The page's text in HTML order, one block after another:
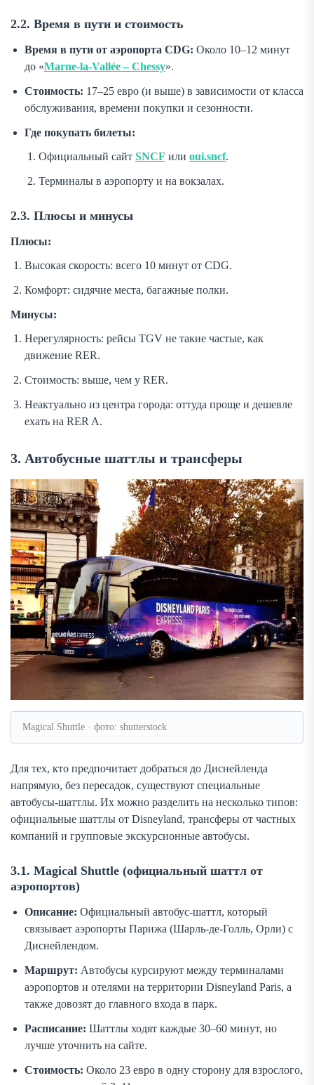
2.2. Время в пути и стоимость
Время в пути от аэропорта CDG: Около 10–12 минут
до «Marne-la-Vallée – Chessy».
Стоимость: 17–25 евро (и выше) в зависимости от класса
обслуживания, времени покупки и сезонности.
Где покупать билеты:
Официальный сайт SNCF или oui.sncf.
Терминалы в аэропорту и на вокзалах.
2.3. Плюсы и минусы
Плюсы:
Высокая скорость: всего 10 минут от CDG.
Комфорт: сидячие места, багажные полки.
Минусы:
Нерегулярность: рейсы TGV не такие частые, как
движение RER.
Стоимость: выше, чем у RER.
Неактуально из центра города: оттуда проще и дешевле
ехать на RER A.
3. Автобусные шаттлы и трансферы
Magical Shuttle · фото: shutterstock
Для тех, кто предпочитает добраться до Диснейленда
напрямую, без пересадок, существуют специальные
автобусы-шаттлы. Их можно разделить на несколько типов:
официальные шаттлы от Disneyland, трансферы от частных
компаний и групповые экскурсионные автобусы.
3.1. Magical Shuttle (официальный шаттл от
аэропортов)
Описание: Официальный автобус-шаттл, который
связывает аэропорты Парижа (Шарль-де-Голль, Орли) с
Диснейлендом.
Маршрут: Автобусы курсируют между терминалами
аэропортов и отелями на территории Disneyland Paris, а
также довозят до главного входа в парк.
Расписание: Шаттлы ходят каждые 30–60 минут, но
лучше уточнить на сайте.
Стоимость: Около 23 евро в одну сторону для взрослого,